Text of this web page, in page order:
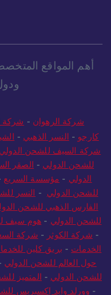
أهم المواقع
شركة الرهوان شركة
كارجو - النسر الذهبي -
شركة السيف للشحن الدولي
للشحن الدولي
الصقر
الدولي- مؤسسة السريع-
للشحن الدولي
- النسر
الفارس الذهبي للشحن
للشحن الدولي
هوم سيف
- شركة الكوثر -شركة
الخدمات - بريق كلين
حول العالم للشحن الدولي
للشحن الدولي - المتميز